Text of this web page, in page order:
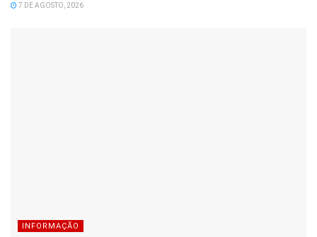
7 DE AGOSTO, 2026
INFORMAÇÃO